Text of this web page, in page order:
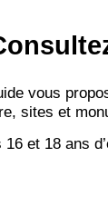
vous
sites et
et 18 ans